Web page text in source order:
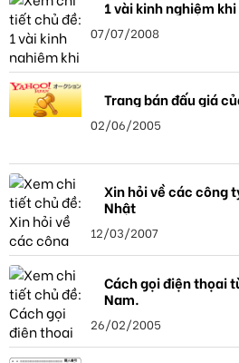
1 vài kinh nghiệm
07/07/2008
Trang bán đấu giá
02/06/2005
Xin hỏi về các công
Nhật
12/03/2007
Cách gọi điện thọai
Nam.
26/02/2005